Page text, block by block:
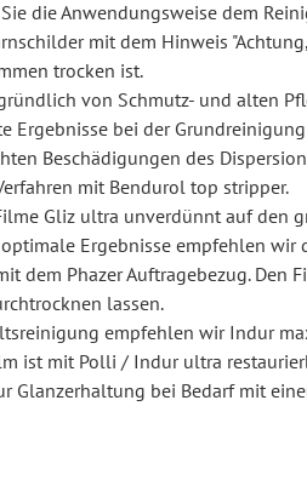
die Anwendungsweise dem
mit dem Hinweis
trocken ist.
von Schmutz- und alten
Ergebnisse bei der
Beschädigungen des
mit Bendurol top stripper.
Gliz ultra unverdünnt auf den
Ergebnisse empfehlen wir
dem Phazer Auftragebezug. Den
lassen.
empfehlen wir Indur
ist mit Polli / Indur ultra
Glanzerhaltung bei Bedarf mit